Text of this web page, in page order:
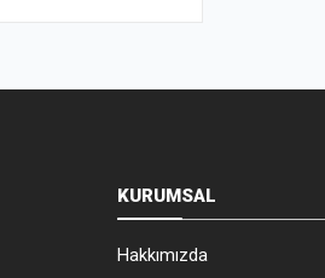
KURUMSAL
Hakkımızda